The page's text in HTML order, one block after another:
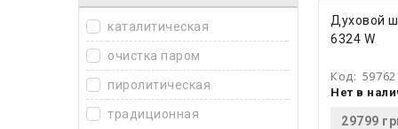
каталитическая
очистка паром
пиролитическая
традиционная
Духовой
6324 W
Код: 59762
Нет в
29799